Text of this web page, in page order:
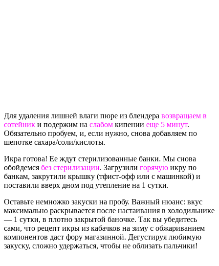
Для удаления лишней влаги пюре из блендера возвращаем в
сотейник и подержим на слабом кипении еще 5 минут.
Обязательно пробуем, и, если нужно, снова добавляем по
шепотке сахара/соли/кислоты.
Икра готова! Ее ждут стерилизованные банки. Мы снова
обойдемся без стерилизации. Загрузили горячую икру по
банкам, закрутили крышку (тфист-офф или с машинкой) и
поставили вверх дном под утепление на 1 сутки.
Оставьте немножко закуски на пробу. Важный нюанс: вкус
максимально раскрывается после настаивания в холодильнике
— 1 сутки, в плотно закрытой баночке. Так вы убедитесь
сами, что рецепт икры из кабачков на зиму с обжариванием
компонентов даст фору магазинной. Дегустируя любимую
закуску, сложно удержаться, чтобы не облизать пальчики!